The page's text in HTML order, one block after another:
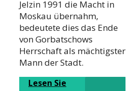
Jelzin 1991 die Macht in
Moskau übernahm,
bedeutete dies das Ende
von Gorbatschows
Herrschaft als mächtigster
Mann der Stadt.
Lesen Sie